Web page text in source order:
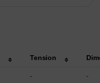
Tension
- -